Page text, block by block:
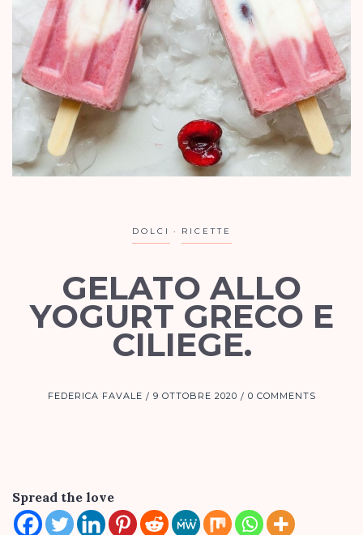
DOLCI RICETTE
GELATO ALLO
YOGURT GRECO E
CILIEGE.
FEDERICA FAVALE 9 OTTOBRE 2020 0 COMMENTS
Spread the love